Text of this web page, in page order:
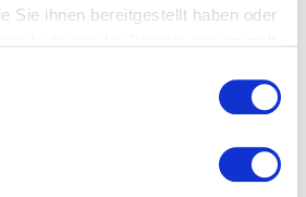
Sie ihnen bereitgestellt haben oder